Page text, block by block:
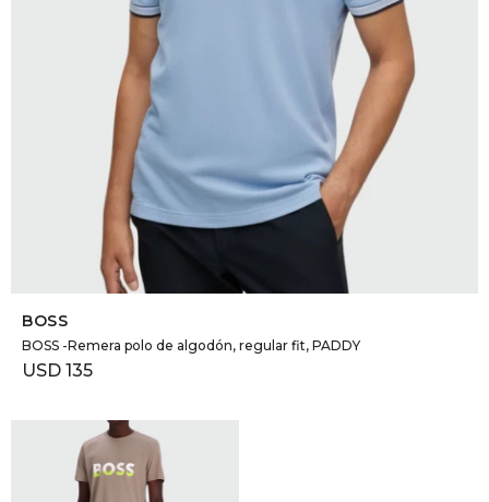
SELECCIONAR TALLE
BOSS
BOSS -Remera polo de algodón, regular fit, PADDY
USD 135